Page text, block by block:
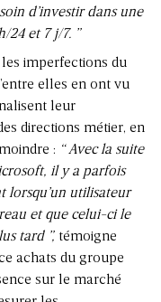
d’investir dans une
24 et 7 j/7. ”
imperfections du
elles en ont vu
leur
directions métier, en
: “ Avec la suite
il y a parfois
lorsqu’un utilisateur
et que celui-ci le
tard ”, témoigne
achats du groupe
sur le marché